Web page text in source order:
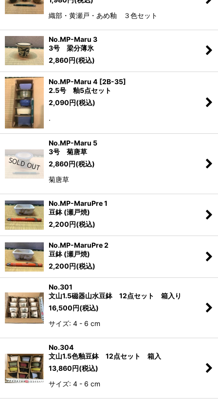
織部・黄瀬戸・あめ釉 ３色セット
No.MP-Maru 3
3号 梁分薄氷
2,860円(税込)
No.MP-Maru 4 [2B-35]
2.5号 釉5点セット
2,090円(税込)
.
No.MP-Maru 5
3号 菊唐草
2,860円(税込)
菊唐草
No.MP-MaruPre 1
豆鉢 (瀬戸焼)
2,200円(税込)
No.MP-MaruPre 2
豆鉢 (瀬戸焼)
2,200円(税込)
No.301
文山1.5磁器山水豆鉢 12点セット 箱入り
16,500円(税込)
サイズ: 4 - 6 cm
No.304
文山1.5色釉豆鉢 12点セット 箱入
13,860円(税込)
サイズ: 4 - 6 cm